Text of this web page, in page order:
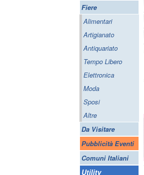
Fiere
Alimentari
Artigianato
Antiquariato
Tempo Libero
Elettronica
Moda
Sposi
Altre
Da Visitare
Pubblicità Eventi
Comuni Italiani
Utility